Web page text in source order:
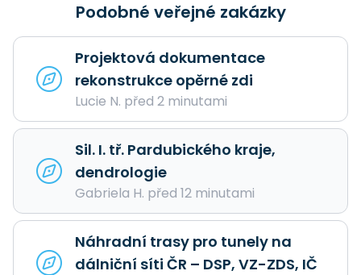
Podobné veřejné zakázky
Projektová dokumentace
rekonstrukce opěrné zdi
Lucie N. před 2 minutami
Sil. I. tř. Pardubického kraje,
dendrologie
Gabriela H. před 12 minutami
Náhradní trasy pro tunely na
dálniční síti ČR – DSP, VZ-ZDS, IČ